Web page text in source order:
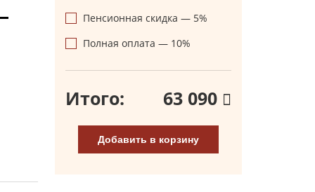
Пенсионная скидка — 5%
Полная оплата — 10%
Итого: 63 090
Добавить в корзину